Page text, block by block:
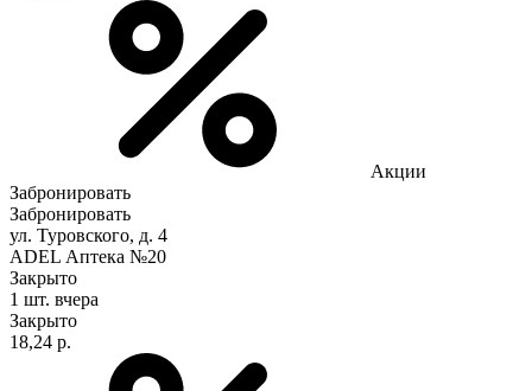
Акции
Забронировать
Забронировать
ул. Туровского, д. 4
ADEL Аптека №20
Закрыто
1 шт. вчера
Закрыто
18,24 р.